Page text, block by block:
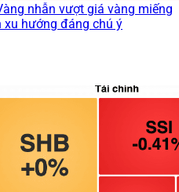
nhẫn vượt giá vàng miếng
xu hướng đáng chú ý